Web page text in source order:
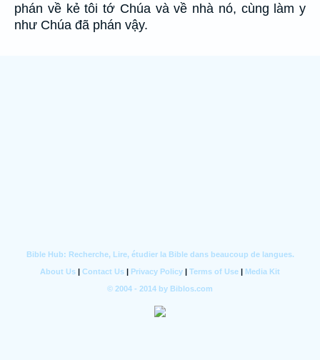
phán về kẻ tôi tớ Chúa và về nhà nó, cùng làm y
như Chúa đã phán vậy.